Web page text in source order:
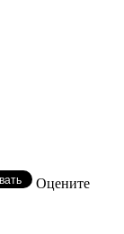
Оцените